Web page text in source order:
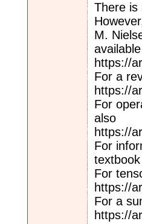
There is
M.
https://
For a
https://
For
also
https://
For
For
https://
For a
https://